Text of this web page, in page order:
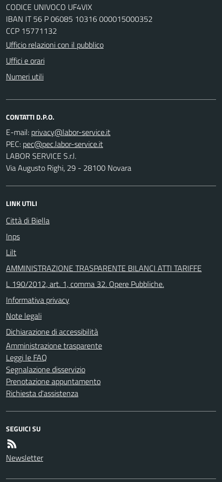
CODICE UNIVOCO UF4VIX
IBAN IT 56 P 06085 10316 000015000352
CCP 15771132
Ufficio relazioni con il pubblico
Uffici e orari
Numeri utili
CONTATTI D.P.O.
E-mail:
PEC:
LABOR SERVICE S.r.l.
Via Augusto Righi, 29 - 28100 Novara
LINK UTILI
Città di Biella
Inps
Lilt
AMMINISTRAZIONE TRASPARENTE BILANCI ATTI TARIFFE
L 190/2012, art. 1, comma 32. Opere Pubbliche.
Informativa privacy
Note legali
Dichiarazione di accessibilità
Amministrazione trasparente
Leggi le FAQ
Segnalazione disservizio
Prenotazione appuntamento
Richiesta d'assistenza
SEGUICI SU
Newsletter